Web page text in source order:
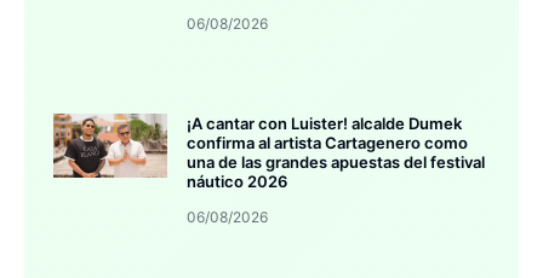
06/08/2026
¡A cantar con Luister! alcalde Dumek
confirma al artista Cartagenero como
una de las grandes apuestas del festival
náutico 2026
06/08/2026